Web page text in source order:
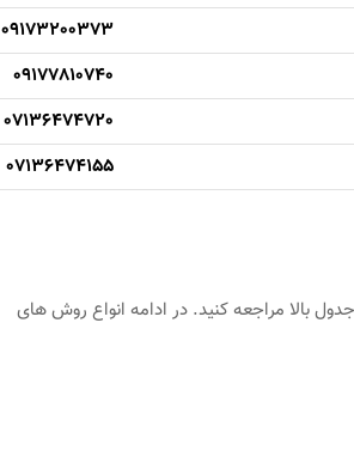
09173200373
09177810740
07136474720
07136474155
بالا مراجعه کنید. در ادامه انواع روش های